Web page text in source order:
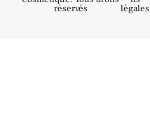
réservés
légales